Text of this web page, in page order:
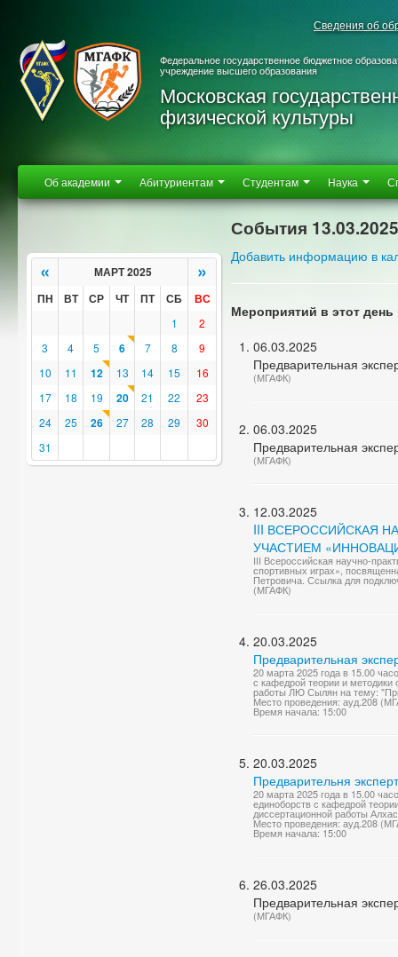
Сведения об
Федеральное государственное бюджетное
учреждение высшего образования
Московская
физической культуры
Об академии Абитуриентам Студентам Наука
« МАРТ 2025 »
ПН ВТ СР ЧТ ПТ СБ ВС
1
2
3
4 5 6 7 8
9
10
11 12 13 14 15
16
17
18 19 20 21 22
23
24
25 26 27 28 29
30
31
События 13.03.2025
Добавить информацию в
Мероприятий в этот день
06.03.2025
Предварительная
(МГАФК)
06.03.2025
Предварительная
(МГАФК)
12.03.2025
III ВСЕРОССИЙСКАЯ
УЧАСТИЕМ
III Всероссийская научно-
спортивных играх»,
Петровича. Ссылка для
(МГАФК)
20.03.2025
Предварительная
20 марта 2025 года в 15.00
с кафедрой теории и методики
работы ЛЮ Сылян на тему:
Место проведения: ауд.208
Время начала: 15:00
20.03.2025
Предварительня
20 марта 2025 года в 15.00
единоборств с кафедрой
диссертационной работы
Место проведения: ауд.208
Время начала: 15:00
26.03.2025
Предварительная
(МГАФК)